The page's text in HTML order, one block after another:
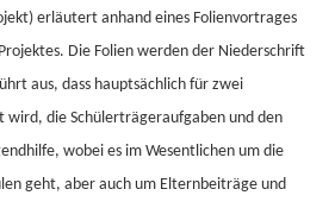
erläutert anhand eines Folienvortrages
Die Folien werden der Niederschrift
aus, dass hauptsächlich für zwei
wird, die Schülerträgeraufgaben und den
wobei es im Wesentlichen um die
geht, aber auch um Elternbeiträge und